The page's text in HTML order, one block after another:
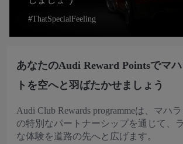
#ThatSpecialFeeling
あなたのAudi Reward Pointsでマ
トを空へと羽ばたかせましょう
Audi Club Rewards programmeは、マハ
の特別なパートナーシップを通じて、
な体験を道路の先へと広げます。